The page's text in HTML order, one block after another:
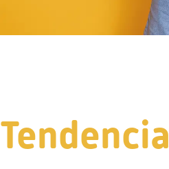
Tendencia